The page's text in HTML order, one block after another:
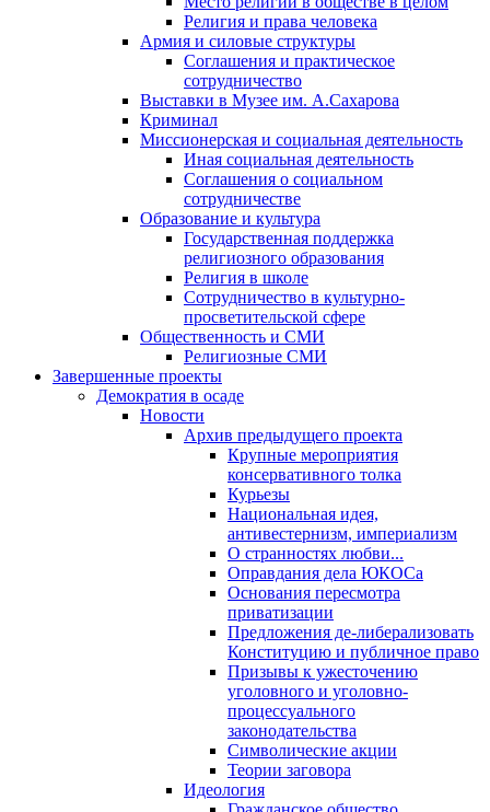
Религия и права человека
Армия и силовые структуры
Соглашения и практическое
сотрудничество
Выставки в Музее им. А.Сахарова
Криминал
Миссионерская и социальная деятельность
Иная социальная деятельность
Соглашения о социальном
сотрудничестве
Образование и культура
Государственная поддержка
религиозного образования
Религия в школе
Сотрудничество в культурно-
просветительской сфере
Общественность и СМИ
Религиозные СМИ
Завершенные проекты
Демократия в осаде
Новости
Архив предыдущего проекта
Крупные мероприятия
консервативного толка
Курьезы
Национальная идея,
антивестернизм, империализм
О странностях любви...
Оправдания дела ЮКОСа
Основания пересмотра
приватизации
Предложения де-либерализовать
Конституцию и публичное право
Призывы к ужесточению
уголовного и уголовно-
процессуального
законодательства
Символические акции
Теории заговора
Идеология